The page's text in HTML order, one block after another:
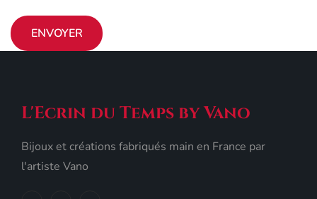
L'Ecrin du Temps by Vano
Bijoux et créations fabriqués main en France par
l'artiste Vano